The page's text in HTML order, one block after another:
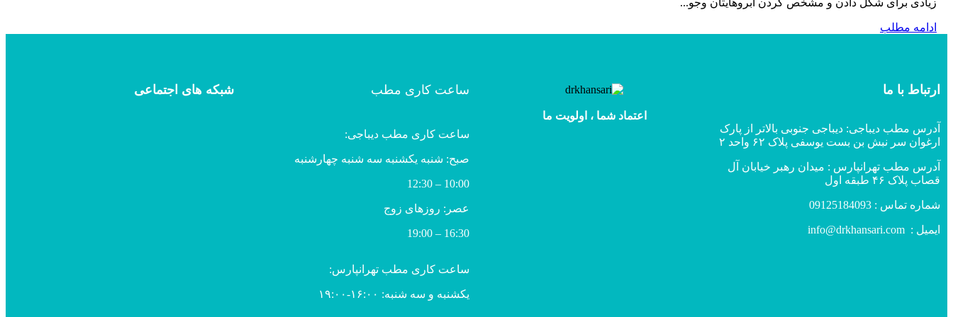
زیادی برای شکل دادن و مشخص کردن ابروهایتان وجو...
ادامه مطلب
ارتباط با ما
آدرس مطب دیباجی: دیباجی جنوبی بالاتر از پارک
ارغوان سر نبش بن بست یوسفی پلاک ۶۲ واحد ۲
آدرس مطب تهرانپارس : میدان رهبر خیابان آل
قصاب پلاک ۴۶ طبقه اول
شماره تماس :
ایمیل : info@drkhansari.com
اعتماد شما ، اولویت ما
ساعت کاری مطب
ساعت کاری مطب دیباجی:
صبح: شنبه یکشنبه سه شنبه چهارشنبه
10:00 – 12:30
عصر: روزهای زوج
16:30 – 19:00
ساعت کاری مطب تهرانپارس:
یکشنبه و سه شنبه: ۱۶:۰۰-۱۹:۰۰
شبکه های اجتماعی